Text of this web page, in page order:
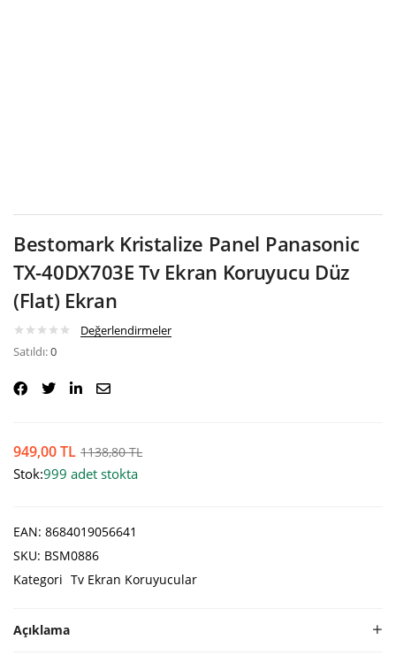
Bestomark Kristalize Panel Panasonic
TX-40DX703E Tv Ekran Koruyucu Düz
(Flat) Ekran
Değerlendirmeler
Satıldı:0
949,00TL 1138,80TL
Stok:999 adet stokta
EAN: 8684019056641
SKU: BSM0886
Kategori Tv Ekran Koruyucular
Açıklama